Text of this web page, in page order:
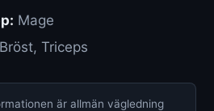
Mage
Triceps
är allmän vägledning